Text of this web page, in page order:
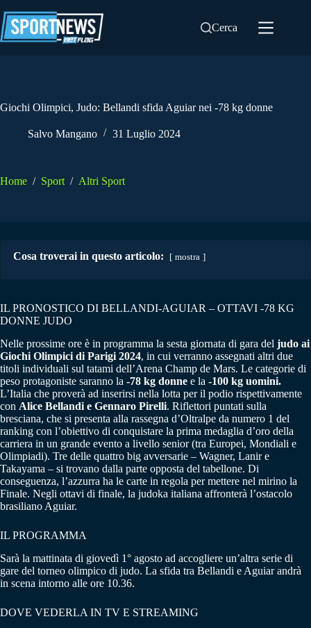
al
contenuto
Cerca
Giochi Olimpici, Judo: Bellandi sfida Aguiar nei -78 kg donne
Salvo Mangano 31 Luglio 2024
Home / Sport / Altri Sport
Cosa troverai in questo articolo: mostra
IL PRONOSTICO DI BELLANDI-AGUIAR – OTTAVI -78 KG
DONNE JUDO
Nelle prossime ore è in programma la sesta giornata di gara del judo ai
Giochi Olimpici di Parigi 2024, in cui verranno assegnati altri due
titoli individuali sul tatami dell’Arena Champ de Mars. Le categorie di
peso protagoniste saranno la -78 kg donne e la -100 kg uomini.
L’Italia che proverà ad inserirsi nella lotta per il podio rispettivamente
con Alice Bellandi e Gennaro Pirelli. Riflettori puntati sulla
bresciana, che si presenta alla rassegna d’Oltralpe da numero 1 del
ranking con l’obiettivo di conquistare la prima medaglia d’oro della
carriera in un grande evento a livello senior (tra Europei, Mondiali e
Olimpiadi). Tre delle quattro big avversarie – Wagner, Lanir e
Takayama – si trovano dalla parte opposta del tabellone. Di
conseguenza, l’azzurra ha le carte in regola per mettere nel mirino la
Finale. Negli ottavi di finale, la judoka italiana affronterà l’ostacolo
brasiliano Aguiar.
IL PROGRAMMA
Sarà la mattinata di giovedì 1° agosto ad accogliere un’altra serie di
gare del torneo olimpico di judo. La sfida tra Bellandi e Aguiar andrà
in scena intorno alle ore 10.36.
DOVE VEDERLA IN TV E STREAMING